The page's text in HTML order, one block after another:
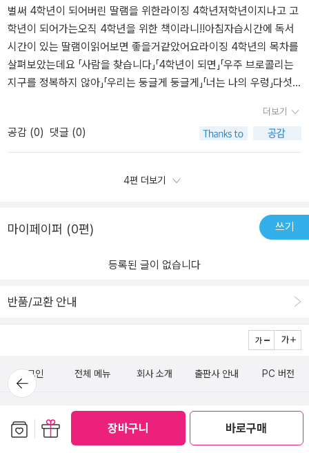
장바구니 바로구매
다 읽으면다섯 작가의 말을 읽을 수 있어요.각각의 작품에 대한 작가
의 생각을알 수 있어서 정말 좋았어요.<라이징 4학년>을 읽은 저희
아이는“5편의 이야기가 모두 재미있었어요.그중에서 [우리는 둥글게
둥글게]가 제일재미있었어요.”라고 하더라고요. 그래서[우리는 둥글
게 둥글게]가 제일 재미있었던이유가 뭔지 물어보니 “‘우리는 모두 함
요.<라이징 4학년>은 기획 단계부터 오로지4학년만을 위한 맞춤 동
화를 만드는 걸목표로 하고 전국 초등 선생님들 의견을많이 들었다고
해요. 그 결과정말 4학년들에게 꼭 필요한!4학년이라면 누구나 공감
께 <라이징 4학년>을 읽으며 아이들의 마음을 공감하고, 혼자가 아
랍니다!
가 펼쳐질지 책을 통해 만나보시길 추천합니다>.<다섯가지 이야기들
이 4학년이 된 아이에게 마음에 많이 와닿은거 같아요. 마지막 작가
님들의 글을 읽어주면서 특별하고도 설렘가득함과 함께 토닥여주
는 기분이 들어서 좋았어요.실패해도 괜찮아!응원가득한 글귀들 잘읽
었습니다. 사람을 찾습니다 속 친구들은 레벨업 5학년 에서 또 다
년 초등아이들이 읽으면 좋겠어요 ♡#라이징4학년 #4학년 #스콜라
어린이문고#김혜진 #이재문 #문이소 #이나영 #채은하#메 #위즈덤
하우스 #우리아이책카페 #서평[출판사로부터 도서 협찬을 받았고 본
과정에서 유겸이의 색다른 모습을 알게되고왜 '용의자'가 게시판에 붙
은 종이를 보고도 나타나지 않았는지도 이해하게 되네요나름의 방법
과 방식으로 성장하고 있는 아이들을 그린 이야기라 재미있게 읽을
수 있을 것 같아요4학년이 되면미래에 인공 뇌를 이식한 아이들의 이
야기를 그린 이야기예요지금은 우리가 핸드폰을 쓰고 있지만미래에
설로..4학년 생일이 지나면탈옥 어플 '4학년이 되면' 을 깔 수 있어요
하진이는 탈옥 어플을 깔 생각에 4학년 생일을 기다리고 있는데요지
금 어른들이 아이들의 폰에 사용제한을 거는 것처럼뇌에 사용제한을
리게 되는데인공뇌로 인해 성장도 조절하고 학습능력도 조절할 수 있
다니..정말 신기한 발상입니다이렇게 다섯가지의 이야기들은 그 이야
기들만의 특색을 담고 아이들의 입장에서 아이들을 이해하고 있었어
을 이해하면서 살아가야 한다는 것 등등아이들이 살아가면서 혼자가
다는 것을 느낄 수 있는 이야기들이에요아이를 조금 더 이해해보기
위해 함께 읽은 이 책은판형도 글씨 크기도 아이들이 지루하지 않게
읽을 수 있는 크기라가독성도 좋은 것 같아요더 넓은 세상을 바라보
고 달려가야 하는 우리 아이들이마음 따뜻하게 읽기 좋은 동화집라이
도서 협찬을 받았고 본인의 주관적인 견해에 의하여 작성함]
벌써 4학년이 되어버린 딸램을 위한라이징 4학년저학년이지나고 고
학년이 되어가는오직 4학년을 위한 책이라니!!아침자습시간에 독서
시간이 있는 딸램이읽어보면 좋을거같았어요라이징 4학년의 목차를
살펴보았는데요 「사람을 찾습니다」「4학년이 되면」「우주 브로콜리는
지구를 정복하지 않아」「우리는 둥글게 둥글게」「너는 나의 우렁」다섯
세상에 대한 호기심으로 가득하면서도 한편으로는 더 넓은 세상으로
한 발짝 내디뎌야 하는 어려움을 품고 있다다섯 아이는 다양한 고민
거리가 있지만친구들과 같이 상황을 잘 해쳐나가는 모습을 보니기특
하기도하고 다행이라는 생각이 들었어요다섯 아이들의 다양한 고민
게 성장할 수 있을 거 같아요[출판사로부터 도서 협찬을 받았고 본인
더보기
공감 (0) 댓글 (0)
4편 더보기
마이페이퍼 (0편) 쓰기
등록된 글이 없습니다
반품/교환 안내
뒤로가
기
로그인 전체 메뉴 회사 소개 출판사 안내 PC 버전
(주)알라딘커뮤니케이션
1544-2514